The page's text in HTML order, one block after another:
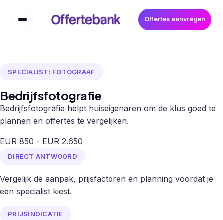
Offertes aanvragen
SPECIALIST: FOTOGRAAF
Bedrijfsfotografie
Bedrijfsfotografie helpt huiseigenaren om de klus goed te
plannen en offertes te vergelijken.
EUR 850 - EUR 2.650
DIRECT ANTWOORD
Vergelijk de aanpak, prijsfactoren en planning voordat je
een specialist kiest.
PRIJSINDICATIE